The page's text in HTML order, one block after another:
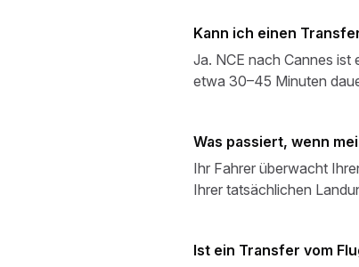
Kann ich einen
Ja. NCE nach Cannes ist
etwa 30–45 Minuten
Was passiert, wenn
Ihr Fahrer überwacht
Ihrer tatsächlichen
Ist ein Transfer vom